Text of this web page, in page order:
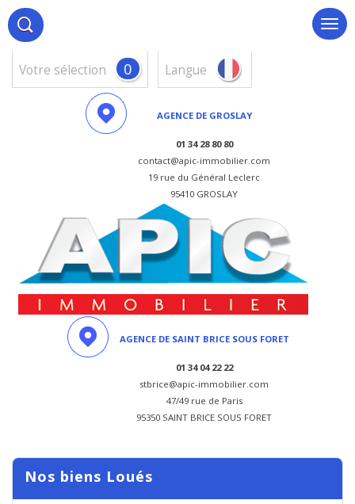
votre sélection 0 Langue
AGENCE DE GROSLAY
01 34 28 80 80
contact@apic-immobilier.com
19 rue du Général Leclerc
95410 GROSLAY
AGENCE DE SAINT BRICE SOUS FORET
01 34 04 22 22
stbrice@apic-immobilier.com
47/49 rue de Paris
95350 SAINT BRICE SOUS FORET
Nos biens Loués